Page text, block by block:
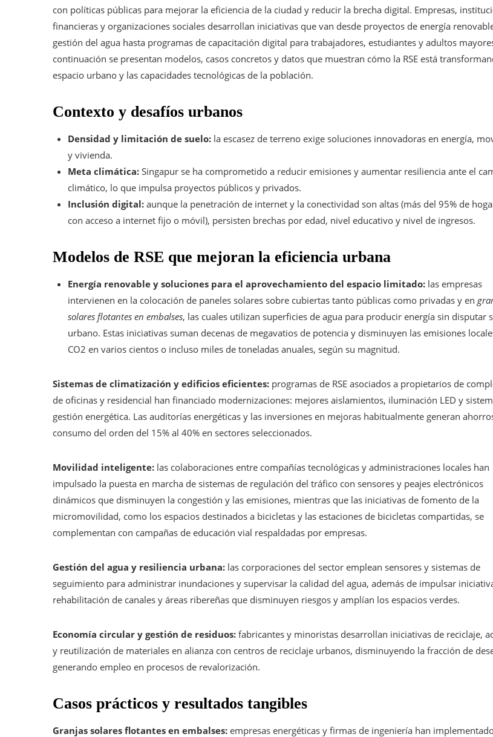
con políticas públicas para mejorar la eficiencia de la ciudad y reducir la brecha digital. Empresas,
financieras y organizaciones sociales desarrollan iniciativas que van desde proyectos de energía
gestión del agua hasta programas de capacitación digital para trabajadores, estudiantes y adultos
continuación se presentan modelos, casos concretos y datos que muestran cómo la RSE está
espacio urbano y las capacidades tecnológicas de la población.
Contexto y desafíos urbanos
Densidad y limitación de suelo: la escasez de terreno exige soluciones innovadoras en energía,
y vivienda.
Meta climática: Singapur se ha comprometido a reducir emisiones y aumentar resiliencia ante el
climático, lo que impulsa proyectos públicos y privados.
Inclusión digital: aunque la penetración de internet y la conectividad son altas (más del 95% de
con acceso a internet fijo o móvil), persisten brechas por edad, nivel educativo y nivel de ingresos.
Modelos de RSE que mejoran la eficiencia urbana
Energía renovable y soluciones para el aprovechamiento del espacio limitado: las empresas
intervienen en la colocación de paneles solares sobre cubiertas tanto públicas como privadas y en
solares flotantes en embalses, las cuales utilizan superficies de agua para producir energía sin disputar
urbano. Estas iniciativas suman decenas de megavatios de potencia y disminuyen las emisiones
CO2 en varios cientos o incluso miles de toneladas anuales, según su magnitud.
Sistemas de climatización y edificios eficientes: programas de RSE asociados a propietarios de
de oficinas y residencial han financiado modernizaciones: mejores aislamientos, iluminación LED y
gestión energética. Las auditorías energéticas y las inversiones en mejoras habitualmente generan
consumo del orden del 15% al 40% en sectores seleccionados.
Movilidad inteligente: las colaboraciones entre compañías tecnológicas y administraciones locales han
impulsado la puesta en marcha de sistemas de regulación del tráfico con sensores y peajes electrónicos
dinámicos que disminuyen la congestión y las emisiones, mientras que las iniciativas de fomento de la
micromovilidad, como los espacios destinados a bicicletas y las estaciones de bicicletas compartidas, se
complementan con campañas de educación vial respaldadas por empresas.
Gestión del agua y resiliencia urbana: las corporaciones del sector emplean sensores y sistemas de
seguimiento para administrar inundaciones y supervisar la calidad del agua, además de impulsar
rehabilitación de canales y áreas ribereñas que disminuyen riesgos y amplían los espacios verdes.
Economía circular y gestión de residuos: fabricantes y minoristas desarrollan iniciativas de reciclaje,
y reutilización de materiales en alianza con centros de reciclaje urbanos, disminuyendo la fracción de
generando empleo en procesos de revalorización.
Casos prácticos y resultados tangibles
Granjas solares flotantes en embalses: empresas energéticas y firmas de ingeniería han